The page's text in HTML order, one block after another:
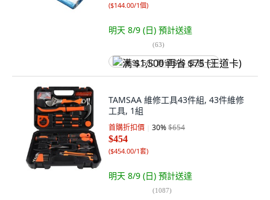
($144.00/1個)
明天 8/9 (日) 預計送達
(63)
满 $1,500 再省 $75 (王道卡)
TAMSAA 維修工具43件組, 43件維修
工具, 1組
首購折扣價 30%$654
$454
($454.00/1套)
明天 8/9 (日) 預計送達
(1087)